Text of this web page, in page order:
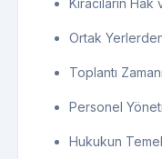
Kiracıların Hak
Ortak
Toplantı
Personel
Hukukun